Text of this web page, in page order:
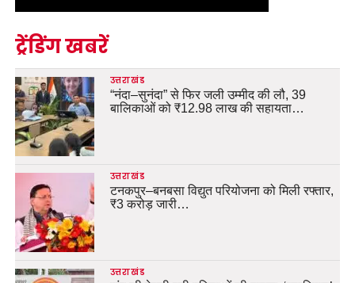
ट्रेंडिंग खबरें
उत्तराखंड
“नंदा–सुनंदा” से फिर जली उम्मीद की लौ, 39
बालिकाओं को ₹12.98 लाख की सहायता…
उत्तराखंड
टनकपुर–बनबसा विद्युत परियोजना को मिली रफ्तार,
₹3 करोड़ जारी…
उत्तराखंड